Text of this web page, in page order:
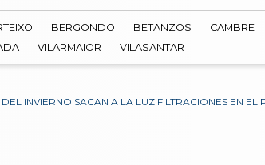
BERGONDO BETANZOS CAMBRE
VILARMAIOR VILASANTAR
DEL INVIERNO SACAN A LA LUZ FILTRACIONES EN